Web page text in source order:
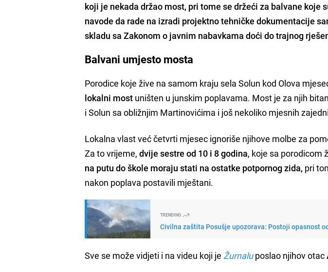
koji je nekada držao most, pri tome se držeći za balvane koje
navode da rade na izradi projektno tehničke dokumentacije
skladu sa Zakonom o javnim nabavkama doći do trajnog
Balvani umjesto mosta
Porodice koje žive na samom kraju sela Solun kod Olova
lokalni most uništen u junskim poplavama. Most je za njih
i Solun sa obližnjim Martinovićima i još nekoliko mjesnih
Lokalna vlast već četvrti mjesec ignoriše njihove molbe za
Za to vrijeme,dvije sestre od 10 i 8 godina, koje sa porodicom
na putu do škole moraju stati na ostatke potpornog zida, pri
nakon poplava postavili mještani.
TRENDING
Civilna zaštita Posušje upozorava: Postoji opasnost
Sve se može vidjeti i na videu koji je Žurnaluposlao njihov otac